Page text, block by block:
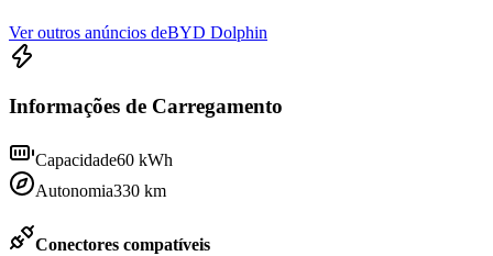
Ver outros anúncios deBYD Dolphin
Informações de Carregamento
Capacidade60 kWh
Autonomia330 km
Conectores compatíveis